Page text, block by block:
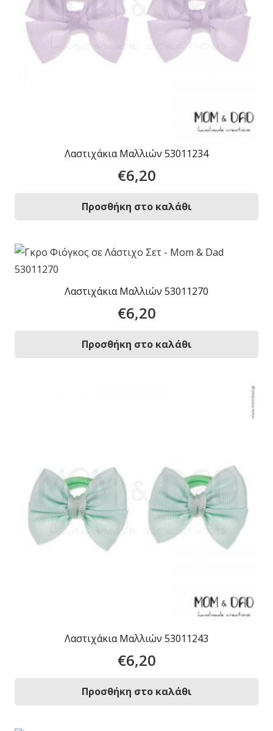
Λαστιχάκια Μαλλιών 53011234
€6,20
Προσθήκη στο καλάθι
Λαστιχάκια Μαλλιών 53011270
€6,20
Προσθήκη στο καλάθι
Λαστιχάκια Μαλλιών 53011243
€6,20
Προσθήκη στο καλάθι